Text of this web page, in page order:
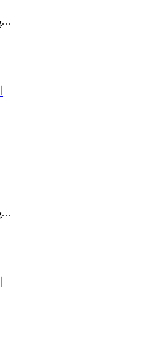
پمپ حرارتی هوا/آب با ظرفیت...
پمپ حرارتی هوا/آب با ظرفیت...